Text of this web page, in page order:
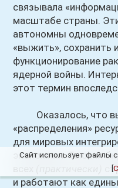
связывала
масштабе страны.
автономны
«выжить»,
функционирование
ядерной войны.
этот термин
Оказалось, что
«распределения»
для мировых
экономики. Тысячи
всех
и работают как
Сайт использует файлы
[